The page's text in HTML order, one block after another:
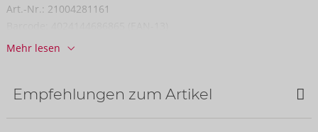
Art.-Nr.: 21004281161
Zolltarifnummer:
Mehr lesen
Empfehlungen zum Artikel